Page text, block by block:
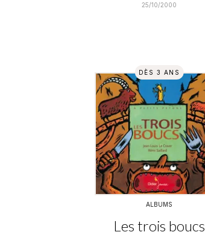
25/10/2000
DÈS 3 ANS
ALBUMS
Les trois boucs